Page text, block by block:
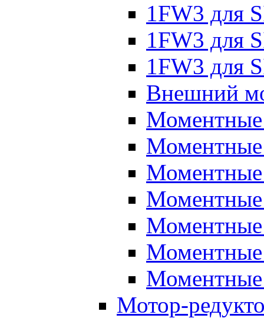
1FW3 для
1FW3 для
1FW3 для
Внешний
Моментные
Моментные
Моментные
Моментные
Моментные
Моментные
Моментные
Мотор-